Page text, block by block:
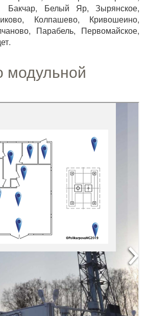
Бакчар, Белый Яр, Зырянское,
Колпашево, Кривошеино,
Парабель, Первомайское,
модульной